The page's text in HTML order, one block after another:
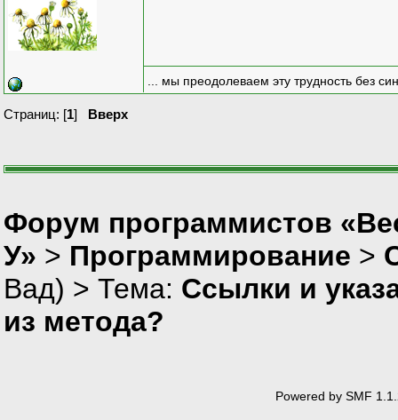
... мы преодолеваем эту трудность без
Страниц: [1] Вверх
Форум программистов
У» > Программирование >
Вад) > Тема: Ссылки и
из метода?
Powered by SMF